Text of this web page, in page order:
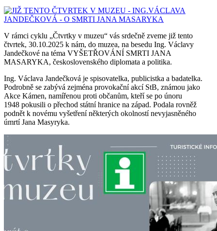
V rámci cyklu „Čtvrtky v muzeu“ vás srdečně zveme již tento
čtvrtek, 30.10.2025 k nám, do muzea, na besedu Ing. Václavy
Jandečkové na téma VYŠETŘOVÁNÍ SMRTI JANA
MASARYKA, československého diplomata a politika.
Ing. Václava Jandečková je spisovatelka, publicistka a badatelka.
Podrobně se zabývá zejména provokační akcí StB, známou jako
Akce Kámen, namířenou proti občanům, kteří se po únoru
1948 pokusili o přechod státní hranice na západ. Podala rovněž
podnět k novému vyšetření některých okolností nevyjasněného
úmrtí Jana Masyryka.